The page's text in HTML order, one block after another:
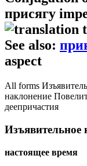
присягу
See also:
aspect
All forms
наклонение
деепричастия
Изъявительное
настоящее время